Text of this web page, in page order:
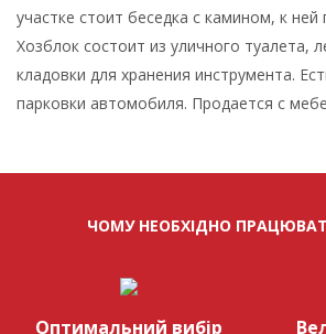
участке стоит беседка с камином, к ней
Хозблок состоит из уличного туалета,
кладовки для хранения инструмента.
парковки автомобиля. Продается с
ЧОМУ НЕОБХІДНО
Оптимальний вибір